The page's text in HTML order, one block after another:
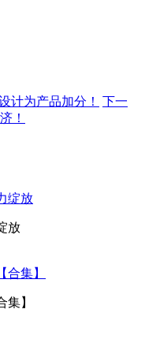
计为产品加分！
下一
！
放
】